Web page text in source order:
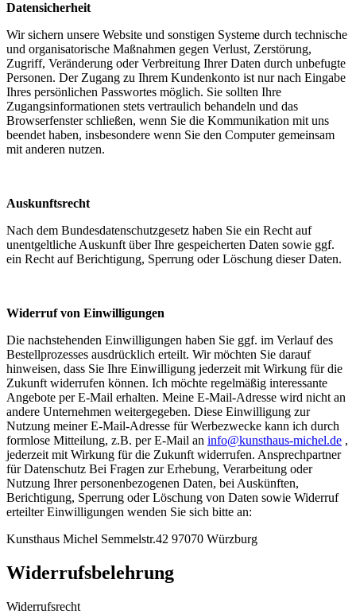
Datensicherheit
Wir sichern unsere Website und sonstigen Systeme durch technische
und organisatorische Maßnahmen gegen Verlust, Zerstörung,
Zugriff, Veränderung oder Verbreitung Ihrer Daten durch unbefugte
Personen. Der Zugang zu Ihrem Kundenkonto ist nur nach Eingabe
Ihres persönlichen Passwortes möglich. Sie sollten Ihre
Zugangsinformationen stets vertraulich behandeln und das
Browserfenster schließen, wenn Sie die Kommunikation mit uns
beendet haben, insbesondere wenn Sie den Computer gemeinsam
mit anderen nutzen.
Auskunftsrecht
Nach dem Bundesdatenschutzgesetz haben Sie ein Recht auf
unentgeltliche Auskunft über Ihre gespeicherten Daten sowie ggf.
ein Recht auf Berichtigung, Sperrung oder Löschung dieser Daten.
Widerruf von Einwilligungen
Die nachstehenden Einwilligungen haben Sie ggf. im Verlauf des
Bestellprozesses ausdrücklich erteilt. Wir möchten Sie darauf
hinweisen, dass Sie Ihre Einwilligung jederzeit mit Wirkung für die
Zukunft widerrufen können. Ich möchte regelmäßig interessante
Angebote per E-Mail erhalten. Meine E-Mail-Adresse wird nicht an
andere Unternehmen weitergegeben. Diese Einwilligung zur
Nutzung meiner E-Mail-Adresse für Werbezwecke kann ich durch
formlose Mitteilung, z.B. per E-Mail an info@kunsthaus-michel.de ,
jederzeit mit Wirkung für die Zukunft widerrufen. Ansprechpartner
für Datenschutz Bei Fragen zur Erhebung, Verarbeitung oder
Nutzung Ihrer personenbezogenen Daten, bei Auskünften,
Berichtigung, Sperrung oder Löschung von Daten sowie Widerruf
erteilter Einwilligungen wenden Sie sich bitte an:
Kunsthaus Michel Semmelstr.42 97070 Würzburg
Widerrufsbelehrung
Widerrufsrecht